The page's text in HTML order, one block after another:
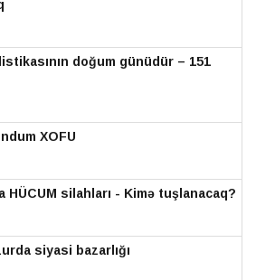
doğum günüdür – 151
XOFU
HÜCUM silahları - Kimə tuşlanacaq?
siyasi bazarlığı